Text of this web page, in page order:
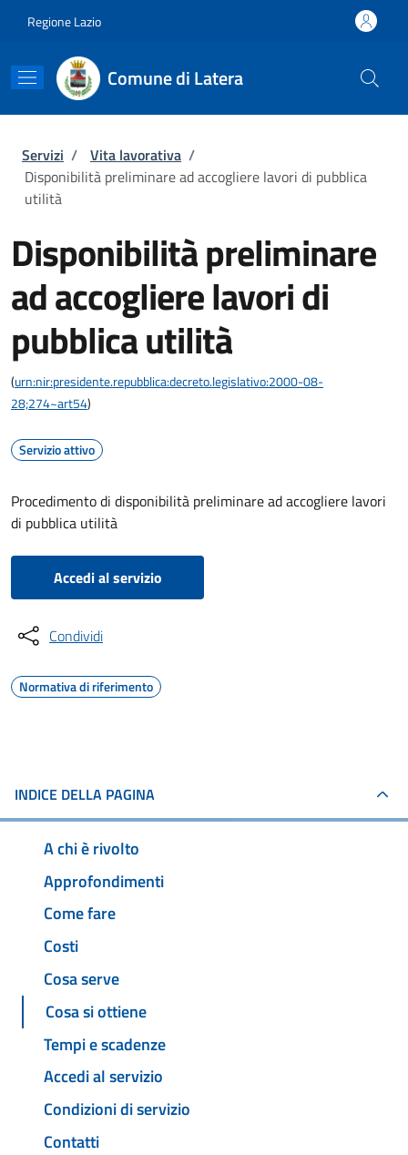
Regione Lazio
Comune di Latera
Briciole di pane
Servizi / Vita lavorativa /
Disponibilità preliminare ad accogliere lavori di pubblica
utilità
Disponibilità preliminare
ad accogliere lavori di
pubblica utilità
(urn:nir:presidente.repubblica:decreto.legislativo:2000-08-
28;274~art54)
Servizio attivo
Procedimento di disponibilità preliminare ad accogliere lavori
di pubblica utilità
Accedi al servizio
Condividi
Normativa di riferimento
INDICE DELLA PAGINA
A chi è rivolto
Approfondimenti
Come fare
Costi
Cosa serve
Cosa si ottiene
Tempi e scadenze
Accedi al servizio
Condizioni di servizio
Contatti